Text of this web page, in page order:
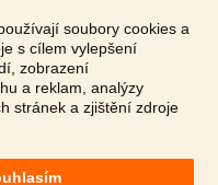
soubory cookies a
s cílem vylepšení
zobrazení
a reklam, analýzy
stránek a zjištění zdroje
41